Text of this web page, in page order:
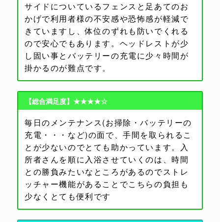
サイドについているフェンスと足あてのお
かげで利用者様の不安感や恐怖感が軽減で
きていますし、体位のずれも防いでくれる
ので安心でもあります。ヘッドレストが少
し固い事とバッテリーの充電に少々時間が
掛かるのが難点です。
【総合満足度】★★★★☆
毎日のメンテナンス(お掃除・バッテリーの
充電・・・など)の面で、手間を取られるこ
とが少ないのでとても助かっています。入
所者さんを順に入浴させていくのは、時間
との勝負みたいなところがあるのでストレ
ッチャー機能があることでこちらの負担も
少なくとても便利です